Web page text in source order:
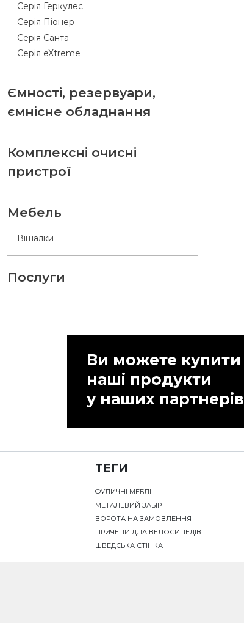
Серія Геркулес
Серія Піонер
Серія Санта
Серія eXtreme
Ємності, резервуари,
ємнісне обладнання
Комплексні очисні
пристрої
Мебель
Вішалки
Послуги
Ви можете купити
наші продукти
у наших партнерів
ТЕГИ
ФУЛИЧНІ МЕБЛІ
МЕТАЛЕВИЙ ЗАБІР
ВОРОТА НА ЗАМОВЛЕННЯ
ПРИЧЕПИ ДЛА ВЕЛОСИПЕДІВ
ШВЕДСЬКА СТІНКА